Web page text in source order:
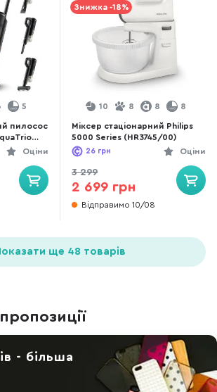
5
пилосос
Оціни
Знижка -18%
10 8 8 8
Міксер стаціонарний Philips
5000 Series (HR3745/00)
Оціни
26 грн
3 299
2 699 грн
Відправимо 10/08
ще 48 товарів
- більша